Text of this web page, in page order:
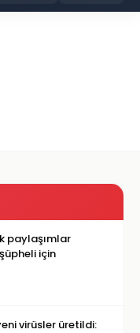
paylaşımlar
için
virüsler üretildi: